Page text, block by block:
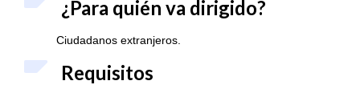
¿Para quién va dirigido?
Ciudadanos extranjeros.
Requisitos